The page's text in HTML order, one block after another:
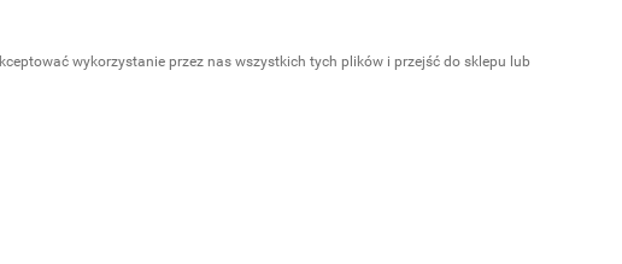
Kariera
wykorzystanie przez nas wszystkich tych plików i przejść do sklepu lub